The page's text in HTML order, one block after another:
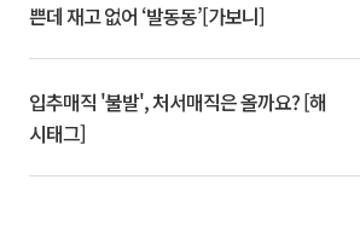
쁜데 재고 없어 ‘발동동’[가보니]
입추매직 '불발', 처서매직은 올까요? [해
시태그]